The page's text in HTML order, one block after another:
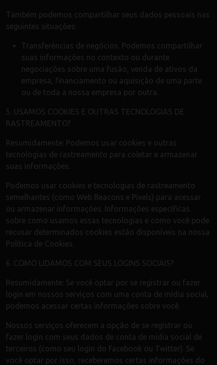
Também podemos compartilhar seus dados pessoais nas
seguintes situações:
Transferências de negócios. Podemos compartilhar
suas informações no contexto ou durante
negociações sobre uma fusão, venda de ativos da
empresa, financiamento ou aquisição de uma parte
ou de toda a nossa empresa por outra.
5. USAMOS COOKIES E OUTRAS TECNOLOGIAS DE
RASTREAMENTO?
Resumidamente: Podemos usar cookies e outras
tecnologias de rastreamento para coletar e armazenar
suas informações.
Podemos usar cookies e tecnologias de rastreamento
semelhantes (como Web Beacons e Pixels) para acessar
ou armazenar informações. Informações específicas
sobre como usamos essas tecnologias e como você pode
recusar determinados cookies estão disponíveis na nossa
Política de Cookies.
6. COMO LIDAMOS COM SEUS LOGINS SOCIAIS?
Resumidamente: Se você optar por se registrar ou fazer
login em nossos serviços com uma conta de mídia social,
podemos acessar certas informações sobre você.
Nossos serviços oferecem a opção de se registrar ou
fazer login com seus dados de conta de mídia social de
terceiros (como seu login do Facebook ou Twitter). Se
você optar por isso, receberemos certas informações do